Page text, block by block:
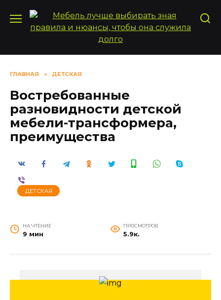
содержанию
ГЛАВНАЯ » ДЕТСКАЯ
Востребованные
разновидности детской
мебели-трансформера,
преимущества
ДЕТСКАЯ
НА ЧТЕНИЕ
9 мин
ПРОСМОТРОВ
5.9к.